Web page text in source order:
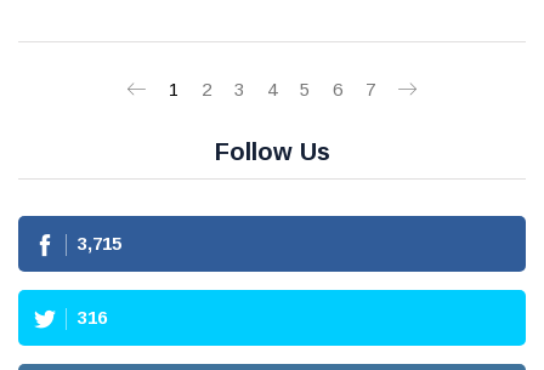
1 2 3 4 5 6 7
Follow Us
3,715
316